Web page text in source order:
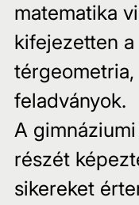
matematika
kifejezetten
feladványok.
A
részét
sikereket